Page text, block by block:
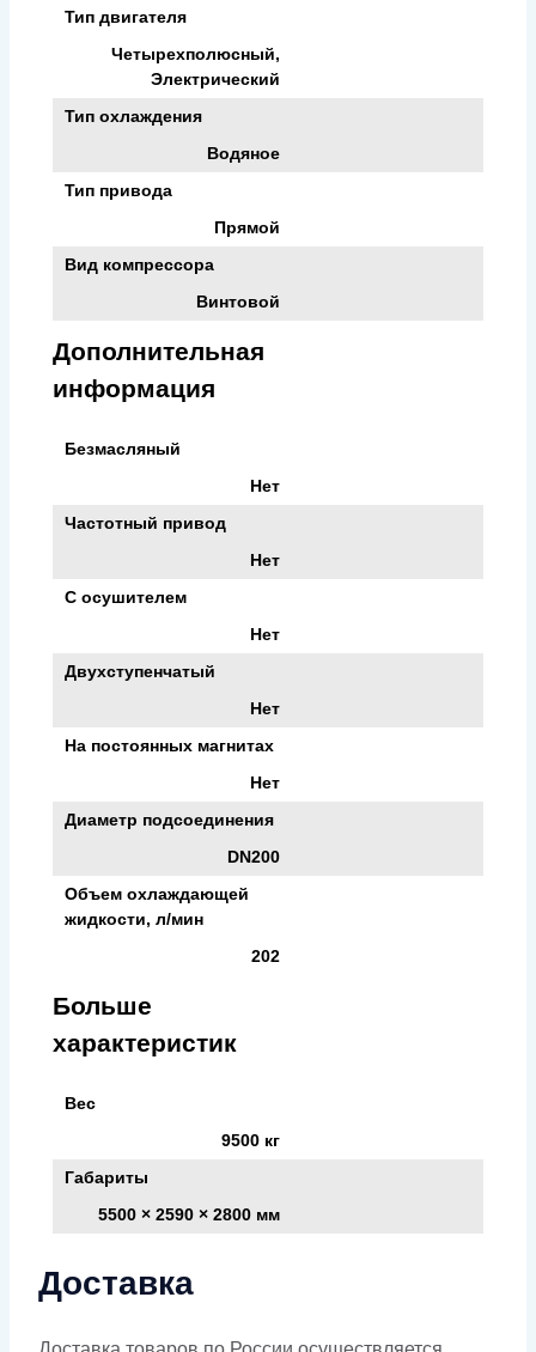
Тип двигателя
Четырехполюсный,
Электрический
Тип охлаждения
Водяное
Тип привода
Прямой
Вид компрессора
Винтовой
Дополнительная
информация
Безмасляный
Нет
Частотный привод
Нет
С осушителем
Нет
Двухступенчатый
Нет
На постоянных магнитах
Нет
Диаметр подсоединения
DN200
Объем охлаждающей
жидкости, л/мин
202
Больше
характеристик
Вес
9500 кг
Габариты
5500 × 2590 × 2800 мм
Доставка